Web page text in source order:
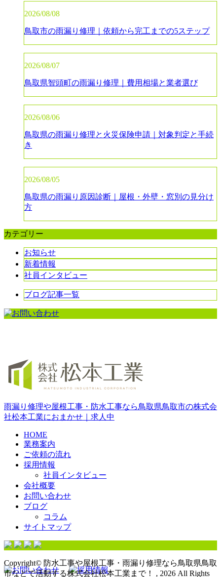
2026/08/08
鳥取市の雨漏り修理｜依頼から完工までの5ステップ
2026/08/07
鳥取県智頭町の雨漏り修理｜費用相場と業者選び
2026/08/06
鳥取県の雨漏り修理と火災保険申請｜対象判定と手続
き
2026/08/05
鳥取県の雨漏り原因診断｜屋根・外壁・窓別の見分け
方
カテゴリー
お知らせ
新着情報
社員インタビュー
ブログ記事一覧
雨漏り修理や屋根工事・防水工事なら鳥取県鳥取市の株式会
社松本工業におまかせ｜求人中
HOME
業務案内
ご依頼の流れ
採用情報
社員インタビュー
会社概要
お問い合わせ
ブログ
コラム
サイトマップ
Copyright© 防水工事や屋根工事・雨漏り修理なら鳥取県鳥取
市などで活動する株式会社松本工業まで！ , 2026 All Rights